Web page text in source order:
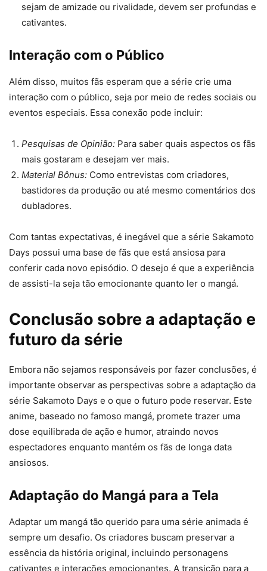
sejam de amizade ou rivalidade, devem ser profundas e
cativantes.
Interação com o Público
Além disso, muitos fãs esperam que a série crie uma
interação com o público, seja por meio de redes sociais ou
eventos especiais. Essa conexão pode incluir:
Pesquisas de Opinião: Para saber quais aspectos os fãs
mais gostaram e desejam ver mais.
Material Bônus: Como entrevistas com criadores,
bastidores da produção ou até mesmo comentários dos
dubladores.
Com tantas expectativas, é inegável que a série Sakamoto
Days possui uma base de fãs que está ansiosa para
conferir cada novo episódio. O desejo é que a experiência
de assisti-la seja tão emocionante quanto ler o mangá.
Conclusão sobre a adaptação e
futuro da série
Embora não sejamos responsáveis por fazer conclusões, é
importante observar as perspectivas sobre a adaptação da
série Sakamoto Days e o que o futuro pode reservar. Este
anime, baseado no famoso mangá, promete trazer uma
dose equilibrada de ação e humor, atraindo novos
espectadores enquanto mantém os fãs de longa data
ansiosos.
Adaptação do Mangá para a Tela
Adaptar um mangá tão querido para uma série animada é
sempre um desafio. Os criadores buscam preservar a
essência da história original, incluindo personagens
cativantes e interações emocionantes. A transição para a